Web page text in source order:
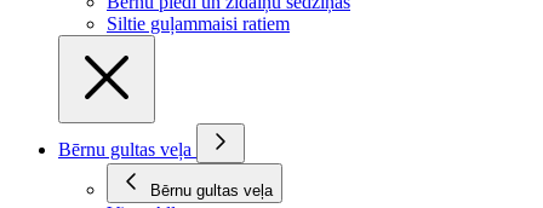
Siltie guļammaisi ratiem
Bērnu gultas veļa
Bērnu gultas veļa